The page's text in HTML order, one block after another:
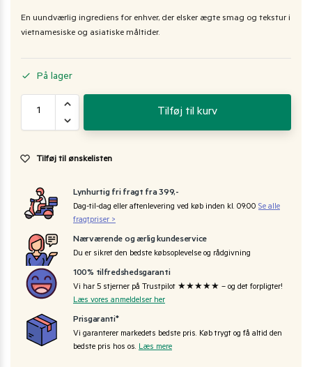
En uundværlig ingrediens for enhver, der elsker ægte smag og tekstur i
vietnamesiske og asiatiske måltider.
På lager
Tilføj til kurv
Tilføj til ønskelisten
Lynhurtig fri fragt fra 399,-
Dag-til-dag eller aftenlevering ved køb inden kl. 09:00 Se alle
fragtpriser >
Nærværende og ærlig kundeservice
Du er sikret den bedste købsoplevelse og rådgivning
100% tilfredshedsgaranti
Vi har 5 stjerner på Trustpilot ★★★★★ – og det forpligter!
Læs vores anmeldelser her
Prisgaranti*
Vi garanterer markedets bedste pris. Køb trygt og få altid den
bedste pris hos os. Læs mere